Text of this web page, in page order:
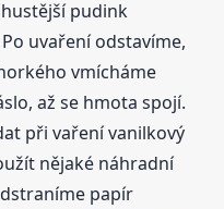
pudink
uvaření odstavíme,
vmícháme
až se hmota spojí.
při vaření vanilkový
nějaké náhradní
papír